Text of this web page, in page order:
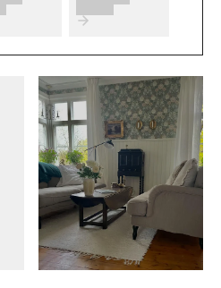
Sovrum
Svenska, Klassisk
HÖJD (m)
10,05
KOLLEKTION
Hav & Land
MÖNSTER HÖJD (cm)